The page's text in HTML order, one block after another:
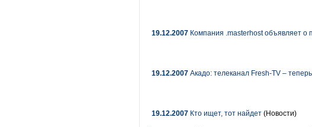
19.12.2007 Компания .masterhost объявляет о
19.12.2007 Акадо: телеканал Fresh-TV –
19.12.2007 Кто ищет, тот найдет (Новости)